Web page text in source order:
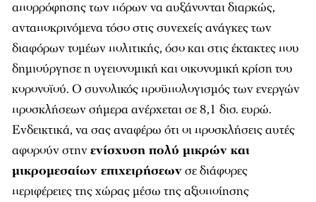
απορρόφησης των πόρων να αυξάνονται διαρκώς,
ανταποκρινόμενα τόσο στις συνεχείς ανάγκες των
διαφόρων τομέων πολιτικής, όσο και στις έκτακτες που
δημιούργησε η υγειονομική και οικονομική κρίση του
κορονοϊού. Ο συνολικός προϋπολογισμός των ενεργών
προσκλήσεων σήμερα ανέρχεται σε 8,1 δισ. ευρώ.
Ενδεικτικά, να σας αναφέρω ότι οι προσκλήσεις αυτές
αφορούν στηνενίσχυση πολύ μικρών και
μικρομεσαίων επιχειρήσεωνσε διάφορες
περιφέρειες της χώρας μέσω της αξιοποίησης